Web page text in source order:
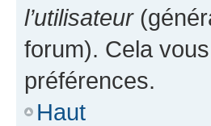
l’utilisateur
forum). Cela
préférences.
Haut